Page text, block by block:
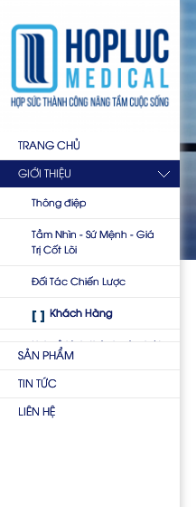
TRANG CHỦ
GIỚI THIỆU
Thông điệp
Tầm Nhìn - Sứ Mệnh - Giá
Trị Cốt Lõi
Đối Tác Chiến Lược
Khách Hàng
Lịch sử hình thành và phát
triển
Medical
SẢN PHẨM
TIN TỨC
LIÊN HỆ